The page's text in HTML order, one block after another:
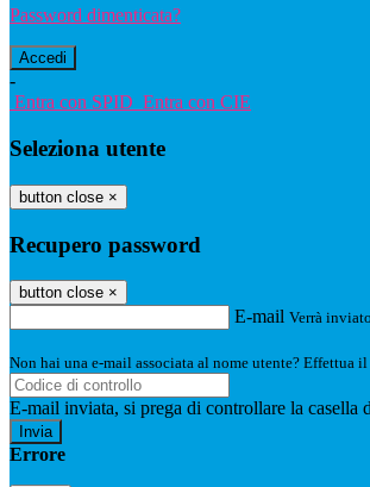
Password dimenticata?
-
Entra con SPID Entra con CIE
Seleziona utente
button close ×
Recupero password
button close ×
E-mail Verrà
Non hai una e-mail associata al nome utente? Effettua
E-mail inviata, si prega di controllare la casella
Errore